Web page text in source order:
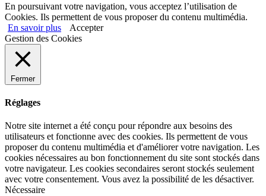
En poursuivant votre navigation, vous acceptez l’utilisation de
Cookies. Ils permettent de vous proposer du contenu multimédia.
En savoir plus
Accepter
Gestion des Cookies
Fermer
Réglages
Notre site internet a été conçu pour répondre aux besoins des
utilisateurs et fonctionne avec des cookies. Ils permettent de vous
proposer du contenu multimédia et d'améliorer votre navigation. Les
cookies nécessaires au bon fonctionnement du site sont stockés dans
votre navigateur. Les cookies secondaires seront stockés seulement
avec votre consentement. Vous avez la possibilité de les désactiver.
Nécessaire